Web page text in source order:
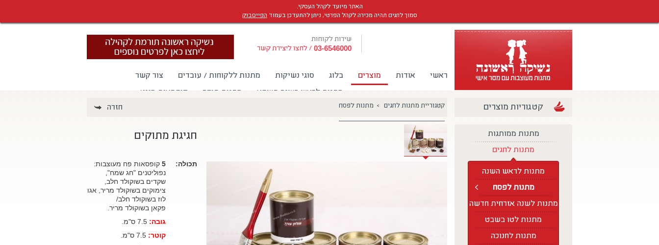
האתר מיועד לקהל העסקי.
סמוך לחגים תהיה מכירה לקהל הפרטי, ניתן להתעדכן בעמוד הפייסבוק
שירות לקוחות
03-6546000
/ לחצו ליצירת קשר
ראשי אודות מוצרים בלוג סוגי נשיקות מתנות ללקוחות / עובדים
צור קשר
מתנות לראש השנה תשפא
מתנות תודה
קופסאות מגנט
חזרה
קטגוריית מתנות לחגים > מתנות לפסח
חגיגת מתוקים
תכולה: 5 קופסאות פח מעוצבות:
נפוליטנים "חג שמח",
שקדים בשוקולד חלב,
צימוקים בשוקולד מריר, אגוז
לוז בשוקולד חלב/
פקאן בשוקולד מריר.
גובה:
קוטר: 7.5 ס"מ.
קטגוריות מוצרים
מתנות ממותגות
מתנות לחגים
מתנות לראש השנה
מתנות לפסח
מתנות לשנה אזרחית חדשה
מתנות לטו בשבט
מתנות לחנוכה